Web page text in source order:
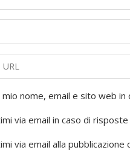
mio nome, email e sito web
via email in caso di
via email alla pubblicazione